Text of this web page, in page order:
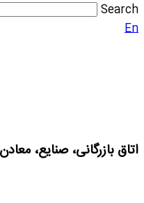
Search
En
اتاق بازرگانی، صنایع،